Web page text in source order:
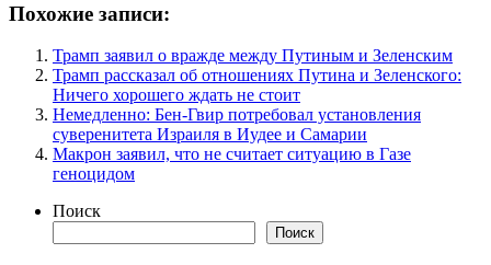
Похожие записи:
Трамп заявил о вражде между Путиным и Зеленским
Трамп рассказал об отношениях Путина и Зеленского:
Ничего хорошего ждать не стоит
Немедленно: Бен-Гвир потребовал установления
суверенитета Израиля в Иудее и Самарии
Макрон заявил, что не считает ситуацию в Газе
геноцидом
Поиск
Поиск